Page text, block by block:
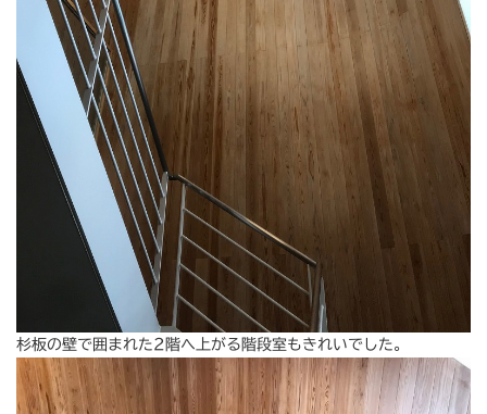
杉板の壁で囲まれた2階へ上がる階段室もきれいでした。